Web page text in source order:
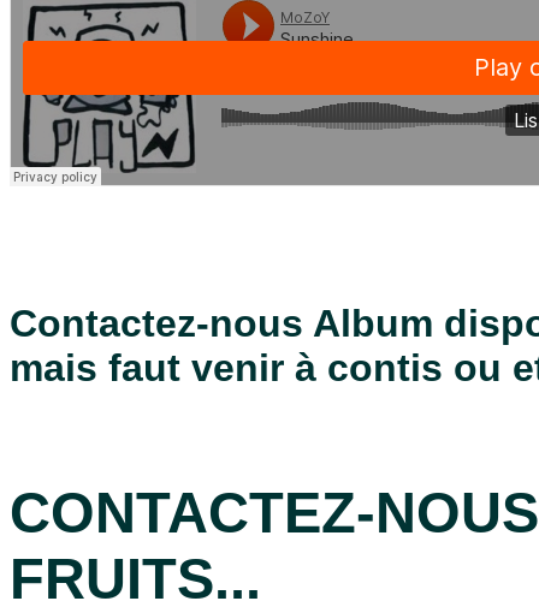
Contactez-nous Album
mais faut venir à contis ou
CONTACTEZ-
FRUITS...